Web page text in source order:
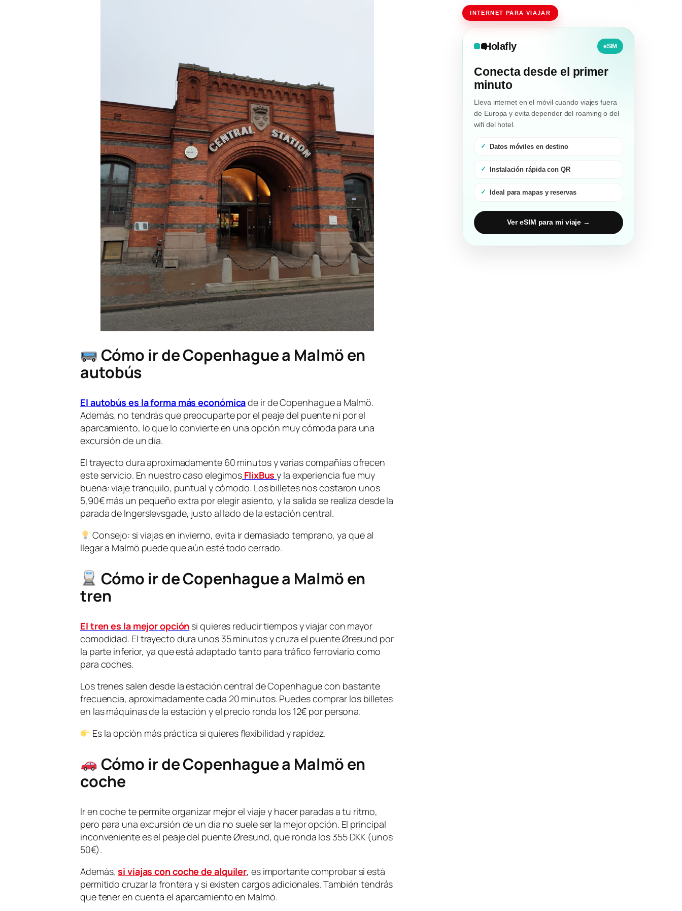
Cómo ir de Copenhague a Malmö en
autobús
El autobús es la forma más económicade ir de Copenhague a Malmö.
Además, no tendrás que preocuparte por el peaje del puente ni por el
aparcamiento, lo que lo convierte en una opción muy cómoda para una
excursión de un día.
El trayecto dura aproximadamente 60 minutos y varias compañías ofrecen
este servicio. En nuestro caso elegimos FlixBus y la experiencia fue muy
buena: viaje tranquilo, puntual y cómodo. Los billetes nos costaron unos
5,90€ más un pequeño extra por elegir asiento, y la salida se realiza desde la
parada de Ingerslevsgade, justo al lado de la estación central.
Consejo: si viajas en invierno, evita ir demasiado temprano, ya que al
llegar a Malmö puede que aún esté todo cerrado.
Cómo ir de Copenhague a Malmö en
tren
El tren es la mejor opción si quieres reducir tiempos y viajar con mayor
comodidad. El trayecto dura unos 35 minutos y cruza el puente Øresund por
la parte inferior, ya que está adaptado tanto para tráfico ferroviario como
para coches.
Los trenes salen desde la estación central de Copenhague con bastante
frecuencia, aproximadamente cada 20 minutos. Puedes comprar los billetes
en las máquinas de la estación y el precio ronda los 12€ por persona.
Es la opción más práctica si quieres flexibilidad y rapidez.
Cómo ir de Copenhague a Malmö en
coche
Ir en coche te permite organizar mejor el viaje y hacer paradas a tu ritmo,
pero para una excursión de un día no suele ser la mejor opción. El principal
inconveniente es el peaje del puente Øresund, que ronda los 355 DKK (unos
50€).
Además,si viajas con coche de alquiler, es importante comprobar si está
permitido cruzar la frontera y si existen cargos adicionales. También tendrás
que tener en cuenta el aparcamiento en Malmö.
INTERNET PARA VIAJAR
Holafly eSIM
Conecta desde el primer
minuto
Lleva internet en el móvil cuando viajes fuera
de Europa y evita depender del roaming o del
wifi del hotel.
Datos móviles en destino
Instalación rápida con QR
Ideal para mapas y reservas
Ver eSIM para mi viaje →